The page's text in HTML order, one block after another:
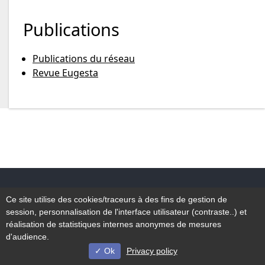
Publications
Publications du réseau
Revue Eugesta
Accessibilité
Plan du site
Mentions légales
© Université de Lille - 2022
Ce site utilise des cookies/traceurs à des fins de gestion de
session, personnalisation de l'interface utilisateur (contraste..) et
réalisation de statistiques internes anonymes de mesures
d'audience.
Ok
Privacy policy